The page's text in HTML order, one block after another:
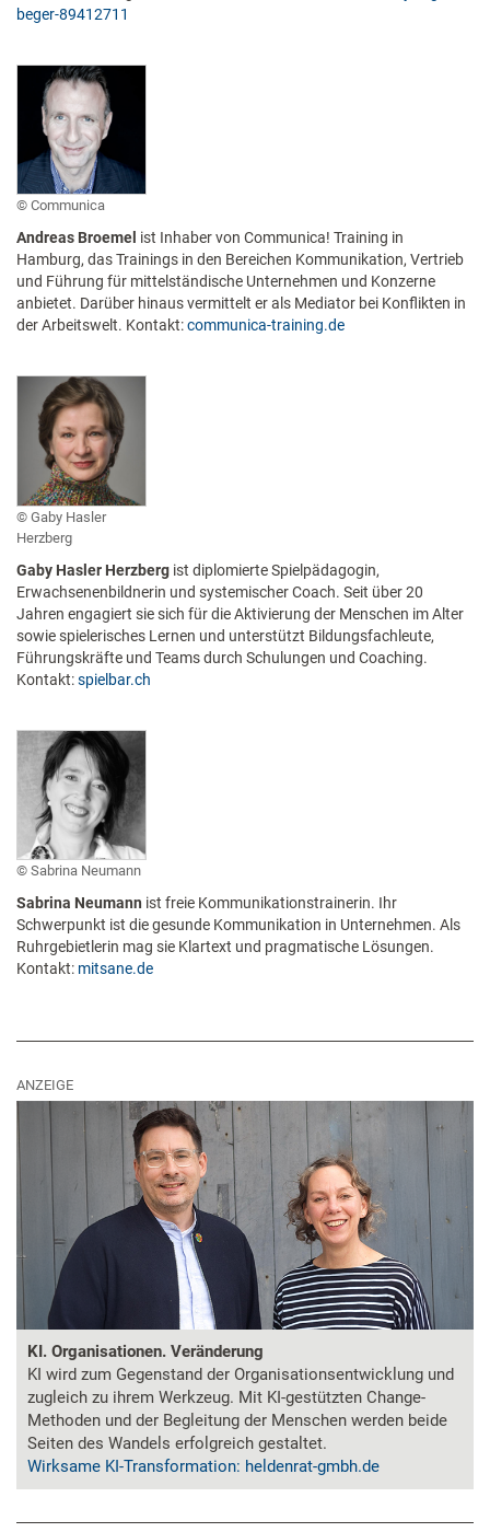
beger-89412711
Communica
Andreas Broemel ist Inhaber von Communica! Training in
Hamburg, das Trainings in den Bereichen Kommunikation, Vertrieb
und Führung für mittelständische Unternehmen und Konzerne
anbietet. Darüber hinaus vermittelt er als Mediator bei Konflikten in
der Arbeitswelt. Kontakt:communica-training.de
Gaby Hasler
Herzberg
Gaby Hasler Herzberg ist diplomierte Spielpädagogin,
Erwachsenenbildnerin und systemischer Coach. Seit über 20
Jahren engagiert sie sich für die Aktivierung der Menschen im Alter
sowie spielerisches Lernen und unterstützt Bildungsfachleute,
Führungskräfte und Teams durch Schulungen und Coaching.
Kontakt:spielbar.ch
Sabrina Neumann
Sabrina Neumann ist freie Kommunikationstrainerin. Ihr
Schwerpunkt ist die gesunde Kommunikation in Unternehmen. Als
Ruhrgebietlerin mag sie Klartext und pragmatische Lösungen.
Kontakt: mitsane.de
ANZEIGE
KI. Organisationen. Veränderung
KI wird zum Gegenstand der Organisationsentwicklung und
zugleich zu ihrem Werkzeug. Mit KI-gestützten Change-
Methoden und der Begleitung der Menschen werden beide
Seiten des Wandels erfolgreich gestaltet.
Wirksame KI-Transformation: heldenrat-gmbh.de